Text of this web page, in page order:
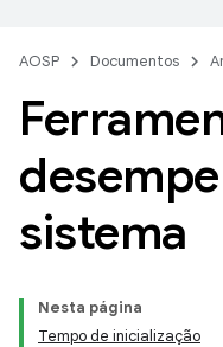
AOSP Documentos
sistema
Nesta página
Tempo de inicialização